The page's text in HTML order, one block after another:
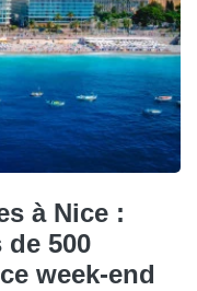
à Nice :
500
week-end